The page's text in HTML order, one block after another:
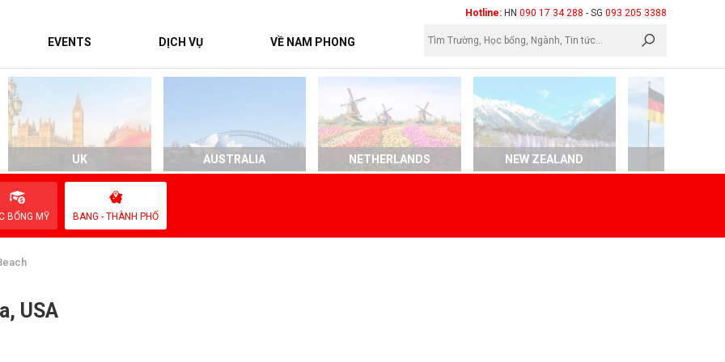
Hotline: HN 090 17 34 288 - SG 093 205 3388
EVENTS DỊCH VỤ VỀ NAM PHONG
UK AUSTRALIA NETHERLANDS NEW ZEALAND
BỔNG MỸ BANG - THÀNH PHỐ
USA